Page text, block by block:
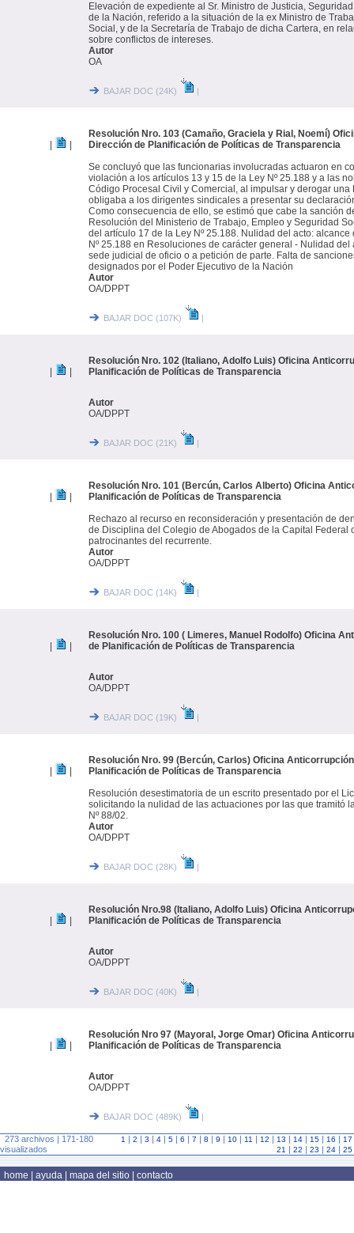
Elevación de expediente al Sr. Ministro de Justicia,
de la Nación, referido a la situación de la ex Ministro de
Social, y de la Secretaría de Trabajo de dicha Cartera, en
sobre conflictos de intereses.
Autor
OA
BAJAR DOC (24K) |
Resolución Nro. 103 (Camaño, Graciela y Rial, Noemí)
Dirección de Planificación de Políticas de Transparencia
Se concluyó que las funcionarias involucradas actuaron en
violación a los artículos 13 y 15 de la Ley Nº 25.188 y a las
Código Procesal Civil y Comercial, al impulsar y derogar una
obligaba a los dirigentes sindicales a presentar su
Como consecuencia de ello, se estimó que cabe la sanción
Resolución del Ministerio de Trabajo, Empleo y Seguridad
del artículo 17 de la Ley Nº 25.188. Nulidad del acto:
Nº 25.188 en Resoluciones de carácter general - Nulidad
sede judicial de oficio o a petición de parte. Falta de
designados por el Poder Ejecutivo de la Nación
Autor
OA/DPPT
BAJAR DOC (107K) |
Resolución Nro. 102 (Italiano, Adolfo Luis) Oficina
Planificación de Políticas de Transparencia
Autor
OA/DPPT
BAJAR DOC (21K) |
Resolución Nro. 101 (Bercún, Carlos Alberto) Oficina
Planificación de Políticas de Transparencia
Rechazo al recurso en reconsideración y presentación de
de Disciplina del Colegio de Abogados de la Capital Federal
patrocinantes del recurrente.
Autor
OA/DPPT
BAJAR DOC (14K) |
Resolución Nro. 100 ( Limeres, Manuel Rodolfo) Oficina
de Planificación de Políticas de Transparencia
Autor
OA/DPPT
BAJAR DOC (19K) |
Resolución Nro. 99 (Bercún, Carlos) Oficina
Planificación de Políticas de Transparencia
Resolución desestimatoria de un escrito presentado por el
solicitando la nulidad de las actuaciones por las que tramitó
Nº 88/02.
Autor
OA/DPPT
BAJAR DOC (28K) |
Resolución Nro.98 (Italiano, Adolfo Luis) Oficina
Planificación de Políticas de Transparencia
Autor
OA/DPPT
BAJAR DOC (40K) |
Resolución Nro 97 (Mayoral, Jorge Omar) Oficina
Planificación de Políticas de Transparencia
Autor
OA/DPPT
BAJAR DOC (489K) |
273 archivos | 171-180
visualizados
1 | 2 | 3 | 4 | 5 | 6 | 7 | 8 | 9 | 10 | 11 | 12 | 13 | 14 | 15 | 16 | 17
21 | 22 | 23 | 24 | 25
home ayuda mapa del sitio contacto